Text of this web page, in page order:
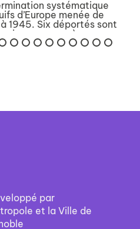
systématique
d’Europe menée de
1945. Six déportés sont
parvenus à
clandestinement
par
et la Ville de